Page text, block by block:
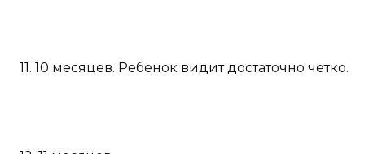
11. 10 месяцев. Ребенок видит достаточно четко.